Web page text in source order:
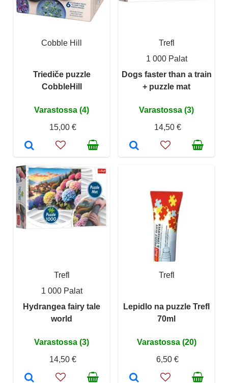
Cobble Hill
Triediče puzzle
CobbleHill
Varastossa (4)
15,00 €
Trefl
1 000 Palat
Dogs faster than a train
+ puzzle mat
Varastossa (3)
14,50 €
Trefl
1 000 Palat
Hydrangea fairy tale
world
Varastossa (3)
14,50 €
Trefl
Lepidlo na puzzle Trefl
70ml
Varastossa (20)
6,50 €